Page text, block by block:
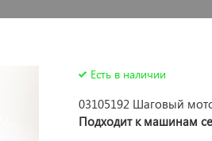
Есть в наличии
03105192 Шаговый
Подходит к машинам